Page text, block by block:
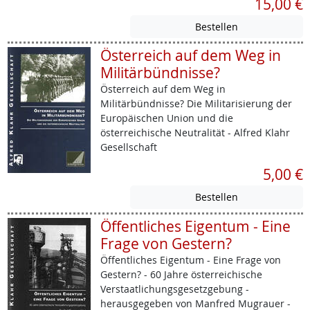
15,00 €
Österreich auf dem Weg in
Militärbündnisse?
Österreich auf dem Weg in
Militärbündnisse? Die Militarisierung der
Europäischen Union und die
österreichische Neutralität - Alfred Klahr
Gesellschaft
5,00 €
Öffentliches Eigentum - Eine
Frage von Gestern?
Öffentliches Eigentum - Eine Frage von
Gestern? - 60 Jahre österreichische
Verstaatlichungsgesetzgebung -
herausgegeben von Manfred Mugrauer -